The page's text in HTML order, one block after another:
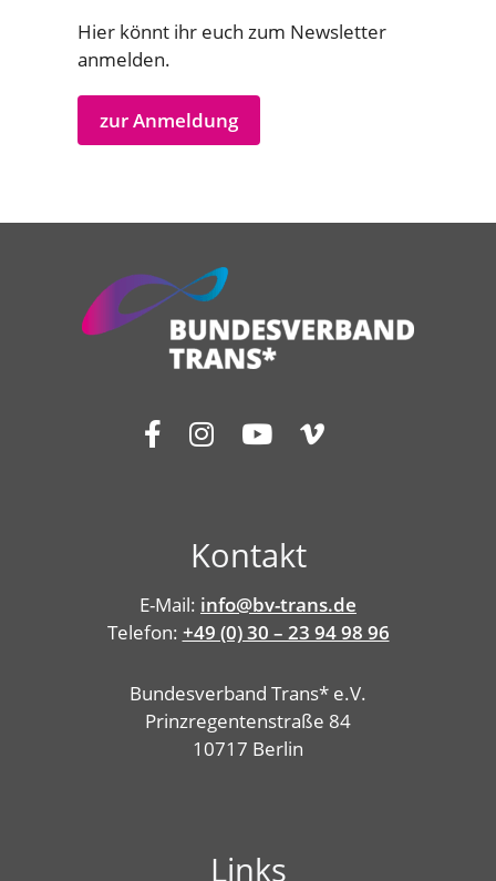
Hier könnt ihr euch zum Newsletter
anmelden.
zur Anmeldung
Kontakt
E-Mail: info@bv-trans.de
Telefon: +49 (0) 30 – 23 94 98 96
Bundesverband Trans* e.V.
Prinzregentenstraße 84
10717 Berlin
Links